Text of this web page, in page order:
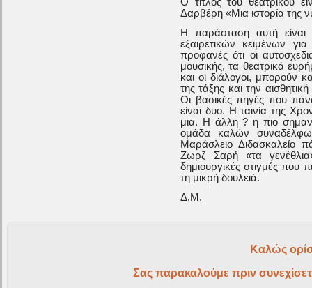
Δαρβέρη «Μια ιστορία της
Η παράσταση αυτή είναι
εξαιρετικών κειμένων
προφανές ότι οι
μουσικής, τα θεατρικά
και οι διάλογοι, μπορούν
της τάξης και την
Οι βασικές πηγές που
είναι δυο. Η ταινία της
μια. Η άλλη ? η πιο
ομάδα καλών
Μαράσλειο Διδασκαλείο
Ζωρζ Σαρή «τα
δημιουργικές στιγμές
τη μικρή δουλειά.
Δ.Μ.
Καλώς
Σας παρακαλούμε πριν